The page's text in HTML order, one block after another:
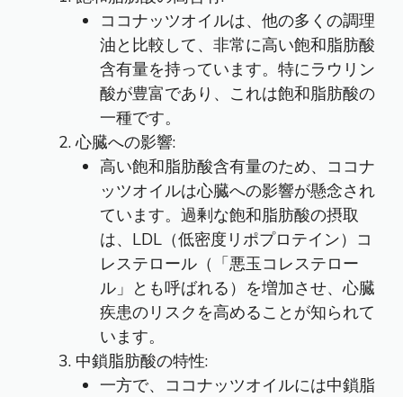
ココナッツオイルは、他の多くの調理
油と比較して、非常に高い飽和脂肪酸
含有量を持っています。特にラウリン
酸が豊富であり、これは飽和脂肪酸の
一種です。
心臓への影響:
高い飽和脂肪酸含有量のため、ココナ
ッツオイルは心臓への影響が懸念され
ています。過剰な飽和脂肪酸の摂取
は、LDL（低密度リポプロテイン）コ
レステロール（「悪玉コレステロー
ル」とも呼ばれる）を増加させ、心臓
疾患のリスクを高めることが知られて
います。
中鎖脂肪酸の特性:
一方で、ココナッツオイルには中鎖脂